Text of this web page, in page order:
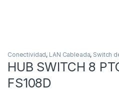
Conectividad, LAN Cableada, Switch
HUB SWITCH 8
FS108D